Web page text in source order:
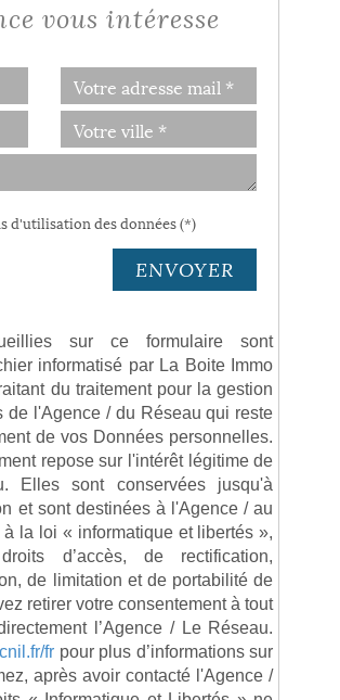
vous intéresse
d'utilisation des données (*)
ENVOYER
sur ce formulaire sont
informatisé par La Boite Immo
du traitement pour la gestion
de l'Agence / du Réseau qui reste
de vos Données personnelles.
repose sur l'intérêt légitime de
Elles sont conservées jusqu'à
et sont destinées à l'Agence / au
la loi « informatique et libertés »,
d’accès, de rectification,
de limitation et de portabilité de
retirer votre consentement à tout
l’Agence / Le Réseau.
frpour plus d’informations sur
après avoir contacté l'Agence /